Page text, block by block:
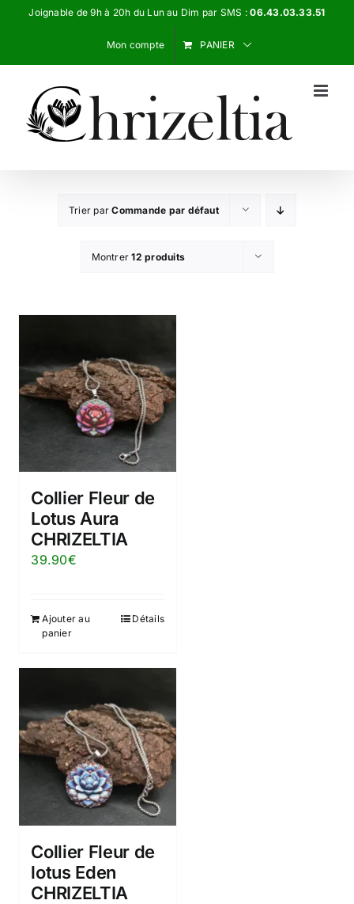
PasserJoignable de 9h à 20h du Lun au Dim par SMS :06.43.03.33.51
Mon compte PANIER
Trier parCommande par défaut
Montrer12 produits
Collier Fleur de
Lotus Aura
CHRIZELTIA
39.90€
Ajouter au
panier
Détails
Collier Fleur de
lotus Eden
CHRIZELTIA